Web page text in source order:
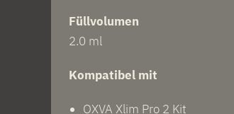
Füllvolumen
2.0 ml
Kompatibel mit
OXVA Xlim Pro 2 Kit